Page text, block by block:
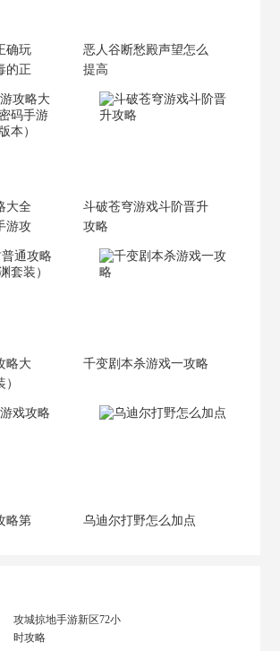
确玩
的正
恶人谷断愁殿声望怎么
提高
大全
游攻
斗破苍穹游戏斗阶晋升
攻略
略大
千变剧本杀游戏一攻略
略第
乌迪尔打野怎么加点
攻城掠地手游新区72小
时攻略